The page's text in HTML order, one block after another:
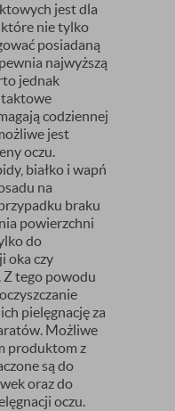
jest dla
nie tylko
posiadaną
najwyższą
jednak
codziennej
jest
oczu.
białko i wapń
na
braku
powierzchni
do
oka czy
Z tego powodu
pielęgnację za
Możliwe
produktom z
są do
oraz do
oczu.